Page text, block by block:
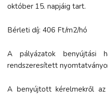
október 15. napjáig tart.
Bérleti díj: 406 Ft/m2/hó
A pályázatok benyújtási
rendszeresített
A benyújtott kérelmekről